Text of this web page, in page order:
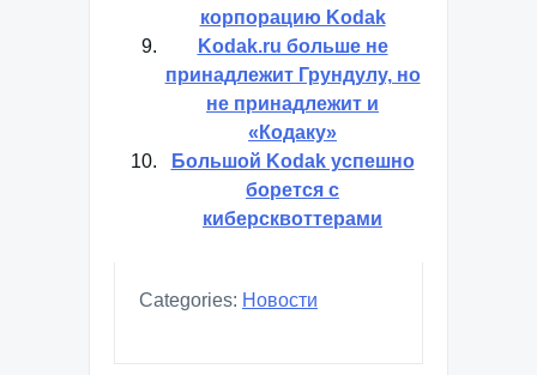
корпорацию Kodak
Kodak.ru больше не
принадлежит Грундулу, но
не принадлежит и
«Кодаку»
Большой Kodak успешно
борется с
киберсквоттерами
Categories: Новости